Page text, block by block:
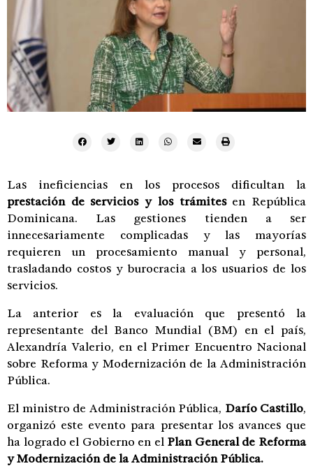
Las ineficiencias en los procesos dificultan la
prestación de servicios y los trámites en República
Dominicana. Las gestiones tienden a ser
innecesariamente complicadas y las mayorías
requieren un procesamiento manual y personal,
trasladando costos y burocracia a los usuarios de los
servicios.
La anterior es la evaluación que presentó la
representante del Banco Mundial (BM) en el país,
Alexandría Valerio, en el Primer Encuentro Nacional
sobre Reforma y Modernización de la Administración
Pública.
El ministro de Administración Pública, Darío Castillo,
organizó este evento para presentar los avances que
ha logrado el Gobierno en el Plan General de Reforma
y Modernización de la Administración Pública.